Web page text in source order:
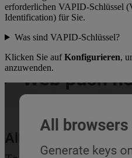
erforderlichen VAPID-Schlüssel
Identification) für Sie.
Was sind VAPID-Schlüssel?
Klicken Sie aufKonfigurieren,
anzuwenden.